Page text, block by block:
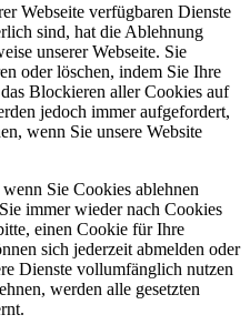
Webseite verfügbaren Dienste
sind, hat die Ablehnung
unserer Webseite. Sie
oder löschen, indem Sie Ihre
Blockieren aller Cookies auf
jedoch immer aufgefordert,
wenn Sie unsere Website
Sie Cookies ablehnen
immer wieder nach Cookies
einen Cookie für Ihre
sich jederzeit abmelden oder
Dienste vollumfänglich nutzen
werden alle gesetzten